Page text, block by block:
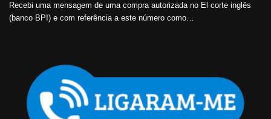
Recebi uma mensagem de uma compra autorizada no El corte inglês
(banco BPI) e com referência a este número como…